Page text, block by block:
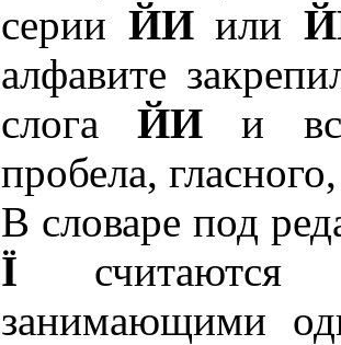
серии ЙИили
алфавите
слогаЙИ и
пробела,
В словаре под
Ї
занимающими